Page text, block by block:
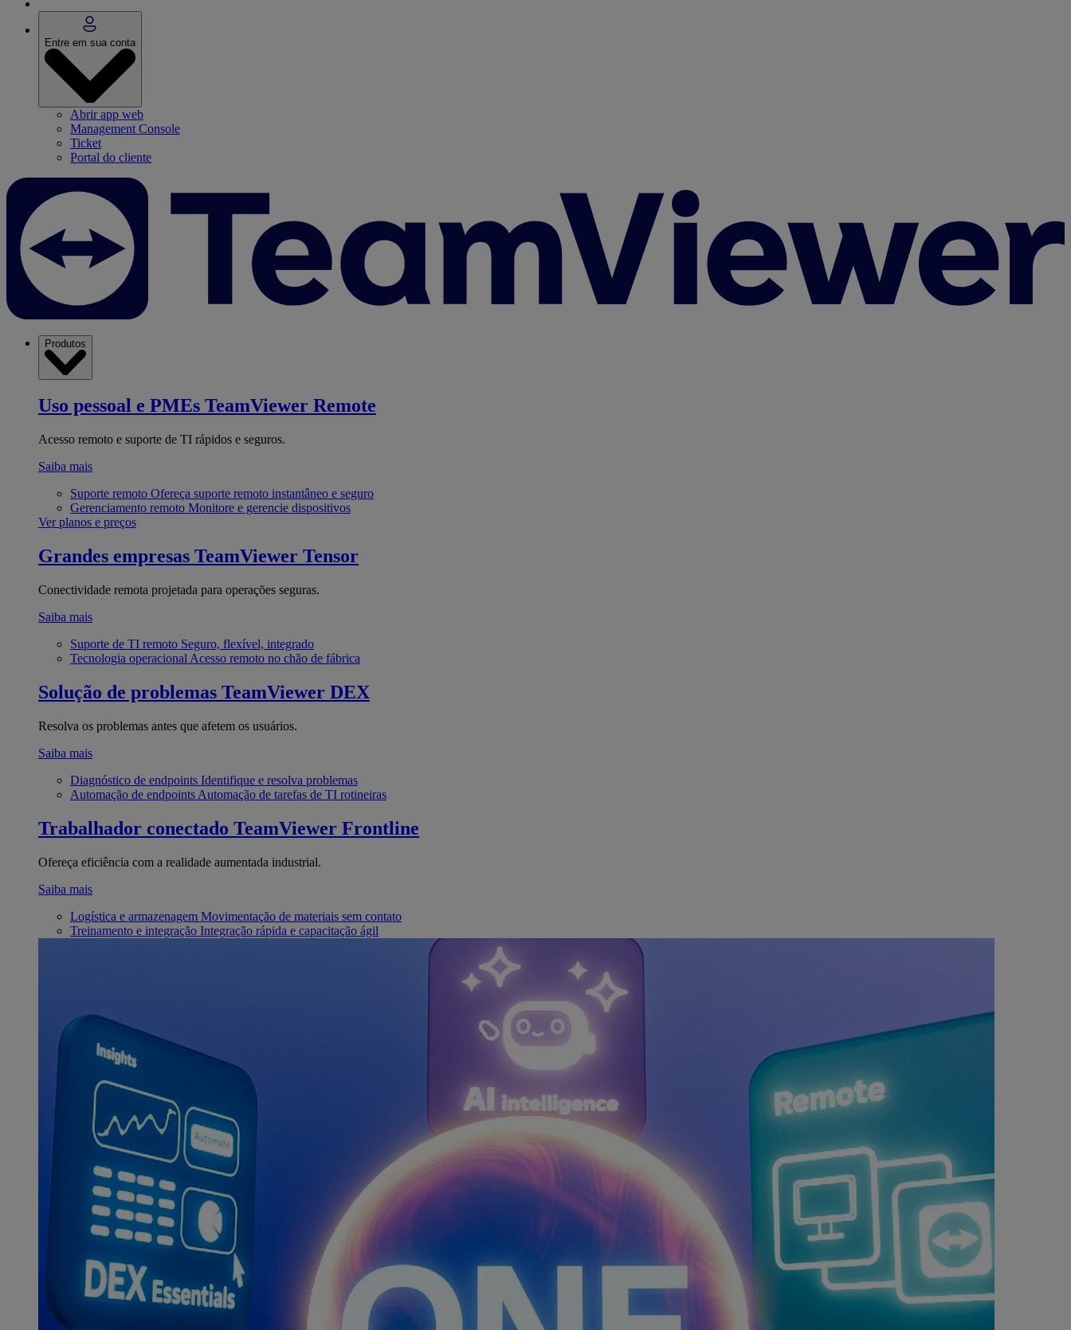
Entre em sua conta
Abrir app web
Management Console
Ticket
Portal do cliente
Produtos
Uso pessoal e PMEs TeamViewer Remote
Acesso remoto e suporte de TI rápidos e seguros.
Saiba mais
Suporte remoto Ofereça suporte remoto instantâneo e seguro
Gerenciamento remoto Monitore e gerencie dispositivos
Ver planos e preços
Grandes empresas TeamViewer Tensor
Conectividade remota projetada para operações seguras.
Saiba mais
Suporte de TI remoto Seguro, flexível, integrado
Tecnologia operacional Acesso remoto no chão de fábrica
Solução de problemas TeamViewer DEX
Resolva os problemas antes que afetem os usuários.
Saiba mais
Diagnóstico de endpoints Identifique e resolva problemas
Automação de endpoints Automação de tarefas de TI rotineiras
Trabalhador conectado TeamViewer Frontline
Ofereça eficiência com a realidade aumentada industrial.
Saiba mais
Logística e armazenagem Movimentação de materiais sem contato
Treinamento e integração Integração rápida e capacitação ágil